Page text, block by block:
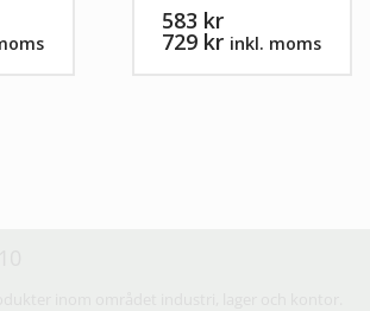
583 kr
729 kr inkl. moms